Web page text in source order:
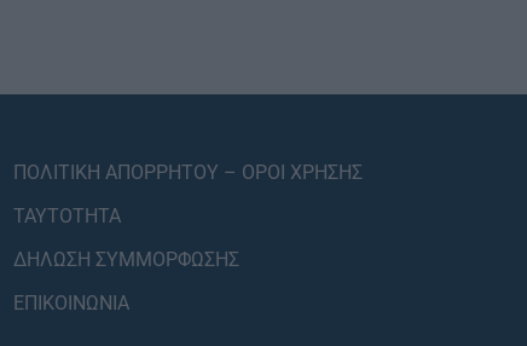
ΠΟΛΙΤΙΚΗ ΑΠΟΡΡΗΤΟΥ – ΟΡΟΙ ΧΡΗΣΗΣ
ΤΑΥΤΟΤΗΤΑ
ΔΗΛΩΣΗ ΣΥΜΜΟΡΦΩΣΗΣ
ΕΠΙΚΟΙΝΩΝΙΑ